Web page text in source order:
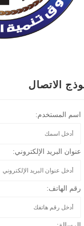
الاتصال
اسم المستخدم:
عنوان البريد الإلكتروني:
رقم الهاتف: